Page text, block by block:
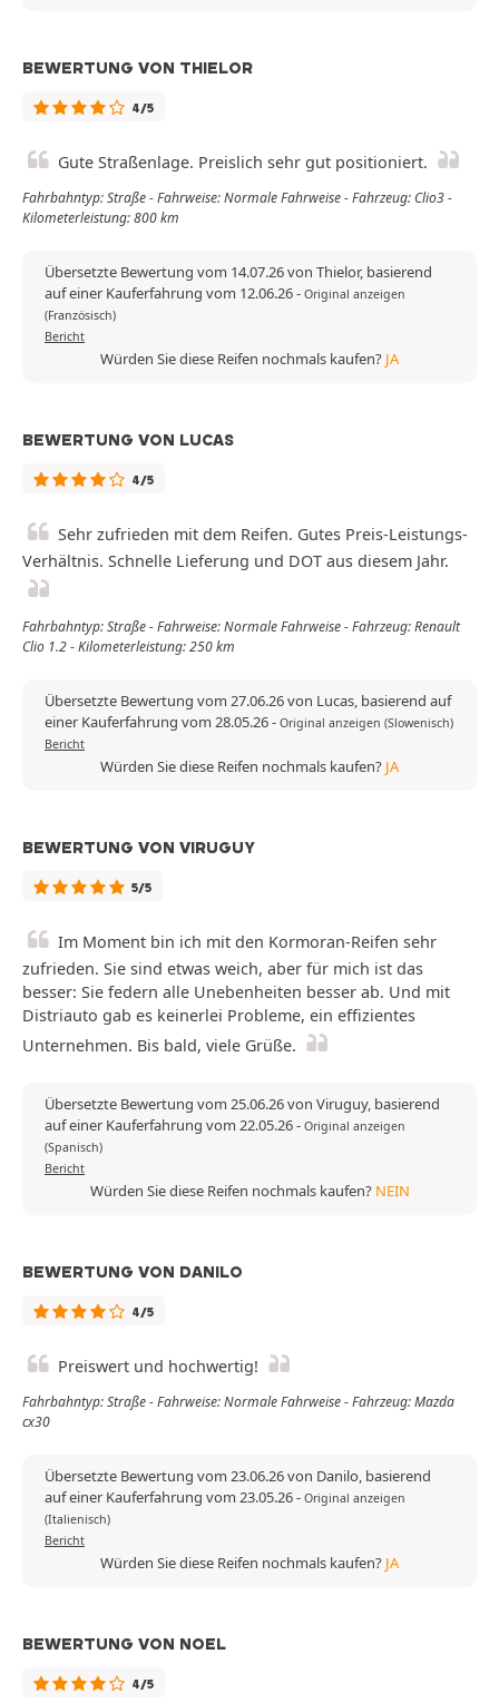
BEWERTUNG VON THIELOR
4/5
Gute Straßenlage. Preislich sehr gut positioniert.
Fahrbahntyp: Straße - Fahrweise: Normale Fahrweise - Fahrzeug: Clio3 -
Kilometerleistung: 800 km
Übersetzte Bewertung vom 14.07.26 von Thielor, basierend
auf einer Kauferfahrung vom 12.06.26- Original anzeigen
(Französisch)
Bericht
Würden Sie diese Reifen nochmals kaufen? JA
BEWERTUNG VON LUCAS
4/5
Sehr zufrieden mit dem Reifen. Gutes Preis-Leistungs-
Verhältnis. Schnelle Lieferung und DOT aus diesem Jahr.
Fahrbahntyp: Straße - Fahrweise: Normale Fahrweise - Fahrzeug: Renault
Clio 1.2 - Kilometerleistung: 250 km
Übersetzte Bewertung vom 27.06.26 von Lucas, basierend auf
einer Kauferfahrung vom 28.05.26- Original anzeigen (Slowenisch)
Bericht
Würden Sie diese Reifen nochmals kaufen? JA
BEWERTUNG VON VIRUGUY
5/5
Im Moment bin ich mit den Kormoran-Reifen sehr
zufrieden. Sie sind etwas weich, aber für mich ist das
besser: Sie federn alle Unebenheiten besser ab. Und mit
Distriauto gab es keinerlei Probleme, ein effizientes
Unternehmen. Bis bald, viele Grüße.
Übersetzte Bewertung vom 25.06.26 von Viruguy, basierend
auf einer Kauferfahrung vom 22.05.26- Original anzeigen
(Spanisch)
Bericht
Würden Sie diese Reifen nochmals kaufen? NEIN
BEWERTUNG VON DANILO
4/5
Preiswert und hochwertig!
Fahrbahntyp: Straße - Fahrweise: Normale Fahrweise - Fahrzeug: Mazda
cx30
Übersetzte Bewertung vom 23.06.26 von Danilo, basierend
auf einer Kauferfahrung vom 23.05.26- Original anzeigen
(Italienisch)
Bericht
Würden Sie diese Reifen nochmals kaufen? JA
BEWERTUNG VON NOEL
4/5